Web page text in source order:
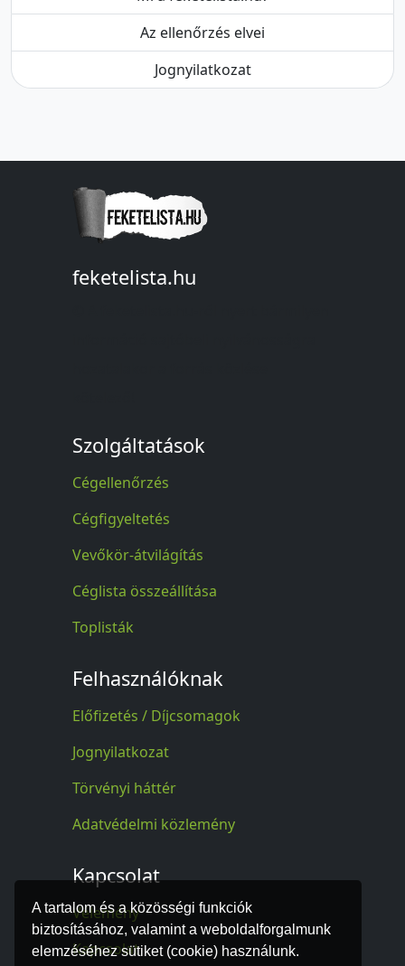
A tartalom és a közösségi funkciók
biztosításához, valamint a weboldalforgalmunk
elemzéséhez sütiket (cookie) használunk.
Az ellenőrzés elvei
Jognyilatkozat
feketelista.hu
Szolgáltatások
Cégellenőrzés
Cégfigyeltetés
Vevőkör-átvilágítás
Céglista összeállítása
Toplisták
Felhasználóknak
Előfizetés / Díjcsomagok
Jognyilatkozat
Törvényi háttér
Adatvédelmi közlemény
Kapcsolat
Vélemény
Kapcsolat